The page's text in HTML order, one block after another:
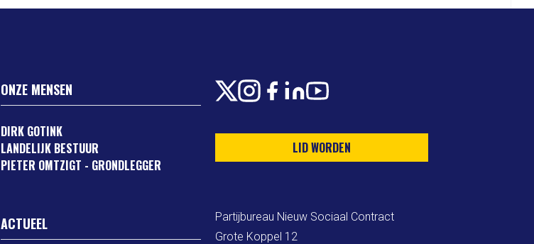
ONZE MENSEN
DIRK GOTINK
LANDELIJK BESTUUR
PIETER OMTZIGT - GRONDLEGGER
ACTUEEL
X Instagram
Facebook
LinkedIn
Youtube
LID WORDEN
Partijbureau Nieuw Sociaal Contract
Grote Koppel 12